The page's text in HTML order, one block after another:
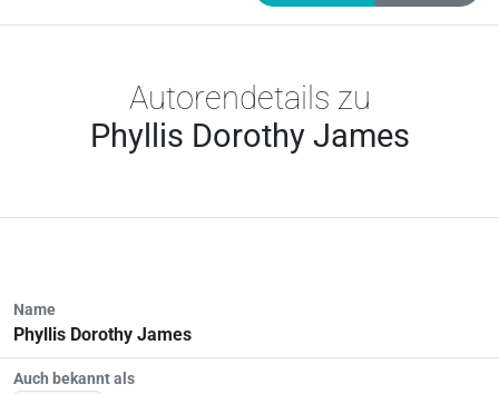
Autorendetails zu
Phyllis Dorothy James
Name
Phyllis Dorothy James
Auch bekannt als